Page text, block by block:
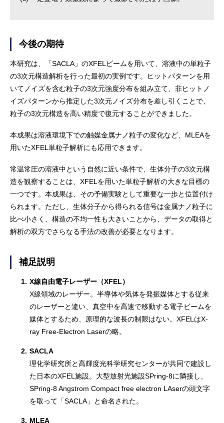
今後の期待
本研究は、「SACLA」のXFELビームを用いて、溶液中の単粒子
の3次元構造解析を行った最初の実例です。ヒットパターンを用
いてノイズを含む粒子の3次元強度分布を組み立て、非ヒットノ
イズパターンから推定した3次元ノイズ分布を差し引くことで、
粒子の3次元構造を高い精度で復元することができました。
本成果は溶液環境下での触媒金属ナノ粒子の変化など、MLEAを
用いたXFEL単粒子解析にも応用できます。
常温常圧の溶液中という自然に近い条件で、生体分子の3次元構
造を観察することは、XFELを用いた単粒子解析の大きな目標の
一つです。本成果は、その予備実験として重要な一歩と位置付け
られます。ただし、生体分子から得られる信号は金属ナノ粒子に
比べ小さく、構造の不均一性も大きいことから、データの取得と
解析の双方でさらなる手法の改善が必要となります。
補足説明
1. X線自由電子レーザー（XFEL）
X線領域のレーザー。半導体や気体を発振媒体とする従来
のレーザーと違い、真空中を高速で移動する電子ビームを
媒体とするため、原理的な波長の制限はない。XFELはX-
ray Free-Electron Laserの略。
2. SACLA
理化学研究所と高輝度光科学研究センターが共同で建設し
た日本のXFEL施設。大型放射光施設SPring-8に隣接し、
SPring-8 Angstrom Compact free electron LAserの頭文字
を取って「SACLA」と命名された。
3. MLEA